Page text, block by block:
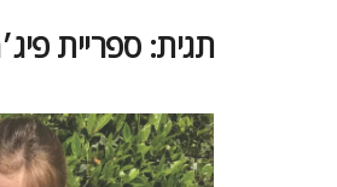
תגית:ספריית